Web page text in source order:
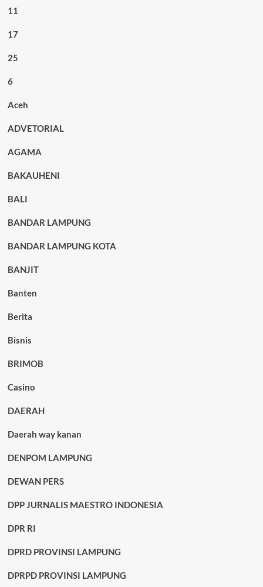
11
17
25
6
Aceh
ADVETORIAL
AGAMA
BAKAUHENI
BALI
BANDAR LAMPUNG
BANDAR LAMPUNG KOTA
BANJIT
Banten
Berita
Bisnis
BRIMOB
Casino
DAERAH
Daerah way kanan
DENPOM LAMPUNG
DEWAN PERS
DPP JURNALIS MAESTRO INDONESIA
DPR RI
DPRD PROVINSI LAMPUNG
DPRPD PROVINSI LAMPUNG